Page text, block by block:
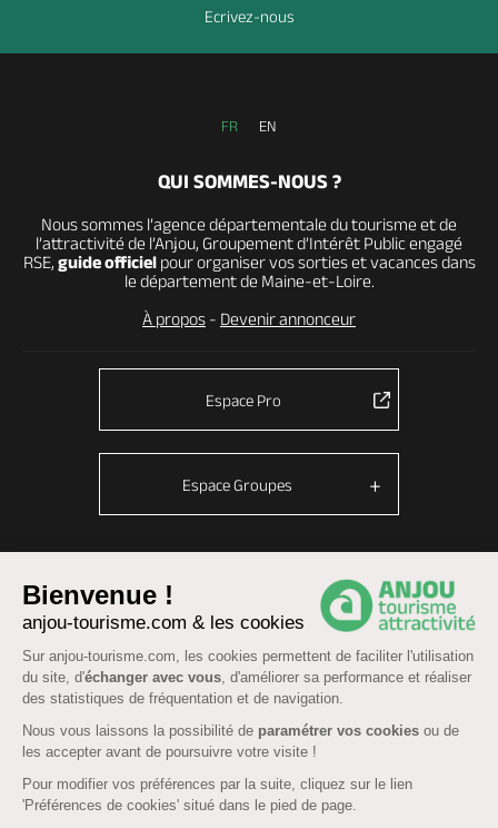
Bienvenue !
anjou-tourisme.com & les cookies
Sur anjou-tourisme.com, les cookies permettent de faciliter l'utilisation
du site, d'échanger avec vous, d'améliorer sa performance et réaliser
des statistiques de fréquentation et de navigation.
Nous vous laissons la possibilité de paramétrer vos cookies ou de
les accepter avant de poursuivre votre visite !
Pour modifier vos préférences par la suite, cliquez sur le lien
'Préférences de cookies' situé dans le pied de page.
Ecrivez-nous
FR EN
QUI SOMMES-NOUS ?
Nous sommes l’agence départementale du tourisme et de
l’attractivité de l’Anjou, Groupement d’Intérêt Public engagé
RSE, guide officielpour organiser vos sorties et vacances dans
le département de Maine-et-Loire.
À propos - Devenir annonceur
Espace Pro
Espace Groupes
© Anjou tourisme 2026 - Fonctionnement du site
Mentions légales-Données personnelles-Cookies
CGU Réservation-Accessibilité : partiellement conforme